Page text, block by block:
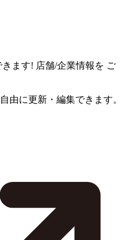
きます! 店舗/企業情報を ご
由に更新・編集できます。